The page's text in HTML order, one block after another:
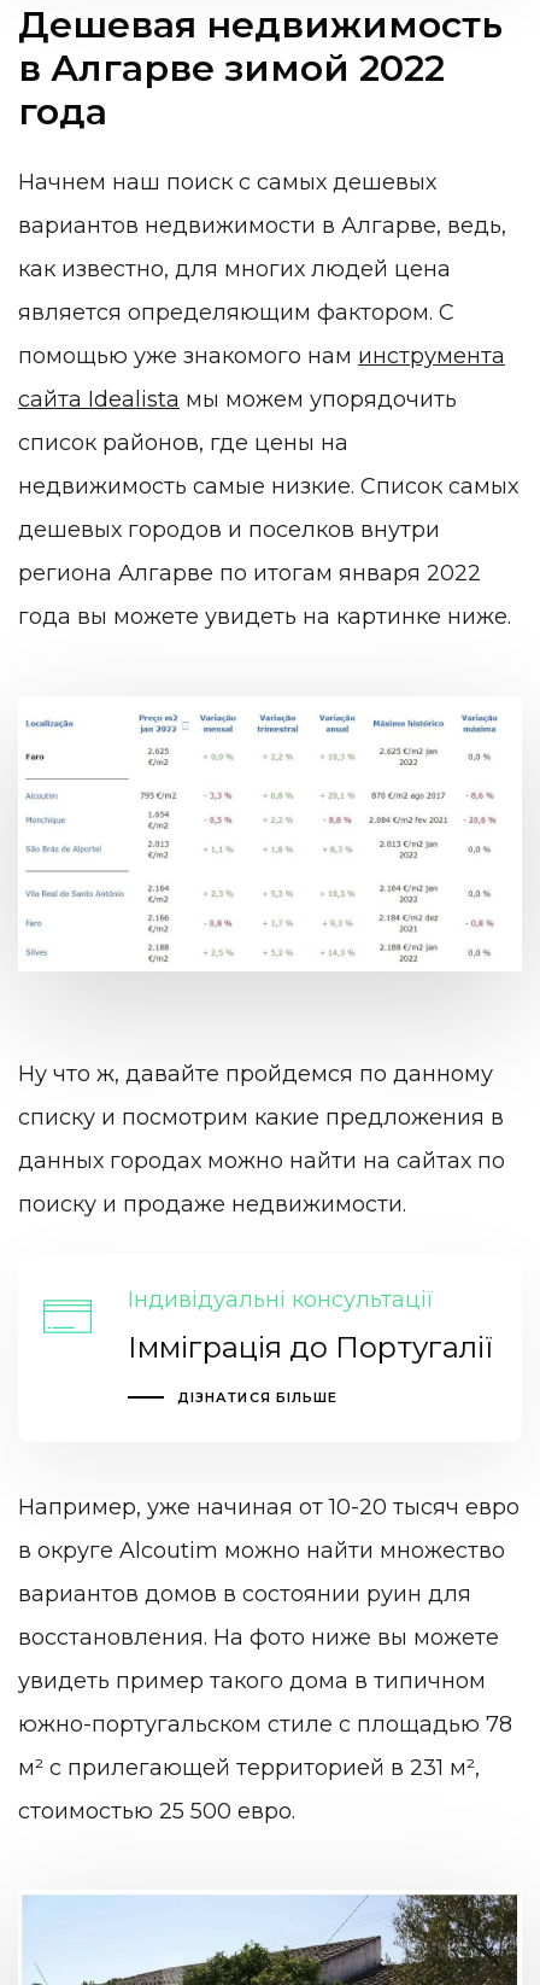
Дешевая недвижимость
в Алгарве зимой 2022
года
Начнем наш поиск с самых дешевых
вариантов недвижимости в Алгарве, ведь,
как известно, для многих людей цена
является определяющим фактором. С
помощью уже знакомого нам инструмента
сайта Idealista мы можем упорядочить
список районов, где цены на
недвижимость самые низкие. Список самых
дешевых городов и поселков внутри
региона Алгарве по итогам января 2022
года вы можете увидеть на картинке ниже.
Ну что ж, давайте пройдемся по данному
списку и посмотрим какие предложения в
данных городах можно найти на сайтах по
поиску и продаже недвижимости.
Індивідуальні консультації
Імміграція до Португалії
ДІЗНАТИСЯ БІЛЬШЕ
Например, уже начиная от 10-20 тысяч евро
в округе Alcoutim можно найти множество
вариантов домов в состоянии руин для
восстановления. На фото ниже вы можете
увидеть пример такого дома в типичном
южно-португальском стиле с площадью 78
м² с прилегающей территорией в 231 м²,
стоимостью 25 500 евро.